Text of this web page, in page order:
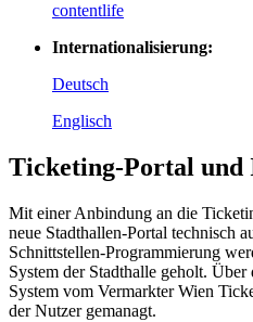
contentlife
Internationalisierung:
Deutsch
Englisch
Ticketing-Portal und
Mit einer Anbindung an die
neue Stadthallen-Portal technisch
Schnittstellen-Programmierung
System der Stadthalle geholt.
System vom Vermarkter Wien
der Nutzer gemanagt.